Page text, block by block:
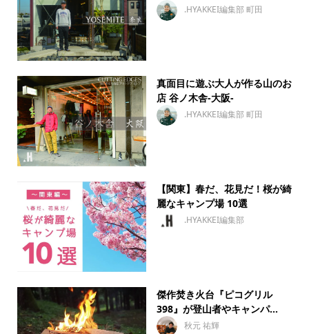
.HYAKKEI編集部 町田
真面目に遊ぶ大人が作る山のお
店 谷ノ木舎-大阪-
.HYAKKEI編集部 町田
【関東】春だ、花見だ！桜が綺
麗なキャンプ場 10選
.HYAKKEI編集部
傑作焚き火台『ピコグリル
398』が登山者やキャンパ...
秋元 祐輝